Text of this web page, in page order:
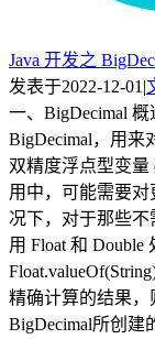
Java 开发之
发表于2022-12-01 |
一、BigDecimal 概
BigDecimal，用来
双精度浮点型变量
用中，可能需要
况下，对于那些
用 Float 和 Double
精确计算的结果，
BigDecimal所创建